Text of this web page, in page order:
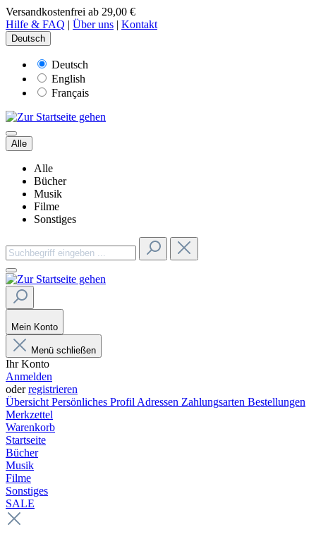
Versandkostenfrei ab 29,00 €
Hilfe & FAQ | Über uns | Kontakt
Deutsch
Deutsch
English
Français
Alle
Alle
Bücher
Musik
Filme
Sonstiges
Mein Konto
Menü schließen
Ihr Konto
Anmelden
oderregistrieren
Übersicht Persönliches Profil Adressen Zahlungsarten Bestellungen
Merkzettel
Warenkorb
Startseite
Bücher
Musik
Filme
Sonstiges
SALE